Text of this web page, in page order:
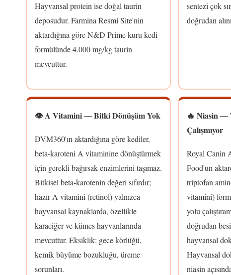
Hayvansal protein ise doğal taurin
deposudur. Farmina Resmi Site'nin
aktardığına göre N&D Prime kuru kedi
formülünde 4.000 mg/kg taurin
mevcuttur.
sentezi çok
doğrudan
👁️ A Vitamini — Bitki Dönüşüm Yok
DVM360'ın aktardığına göre kediler,
beta-karoteni A vitaminine dönüştürmek
için gerekli bağırsak enzimlerini taşımaz.
Bitkisel beta-karotenin değeri sıfırdır;
hazır A vitamini (retinol) yalnızca
hayvansal kaynaklarda, özellikle
karaciğer ve kümes hayvanlarında
mevcuttur. Eksiklik: gece körlüğü,
kemik büyüme bozukluğu, üreme
sorunları.
🔥 Niasin —
Çalışmıyor
Royal Canin
Food'un
triptofan
vitamini)
yolu
doğrudan
hayvansal
Hayvansal
niasin